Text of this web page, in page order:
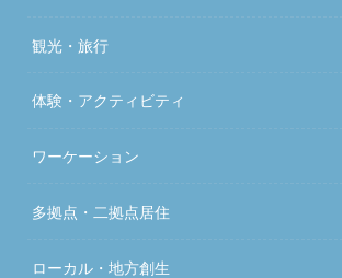
観光・旅行
体験・アクティビティ
ワーケーション
多拠点・二拠点居住
ローカル・地方創生